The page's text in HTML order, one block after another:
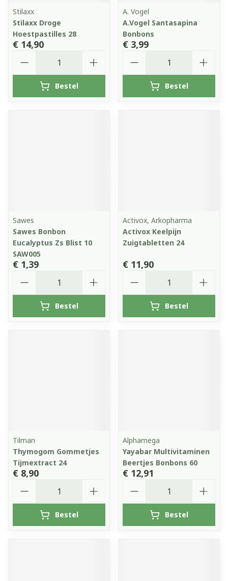
Stilaxx
Stilaxx Droge
Hoestpastilles 28
€ 14,90
Bestel
A. Vogel
A.Vogel Santasapina
Bonbons
€ 3,99
Bestel
Sawes
Sawes Bonbon
Eucalyptus Zs Blist 10
SAW005
€ 1,39
Bestel
Activox, Arkopharma
Activox Keelpijn
Zuigtabletten 24
€ 11,90
Bestel
Tilman
Thymogom Gommetjes
Tijmextract 24
€ 8,90
Bestel
Alphamega
Yayabar Multivitaminen
Beertjes Bonbons 60
€ 12,91
Bestel